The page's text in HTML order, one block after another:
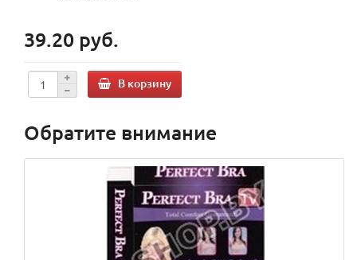
39.20 руб.
В корзину
Обратите внимание